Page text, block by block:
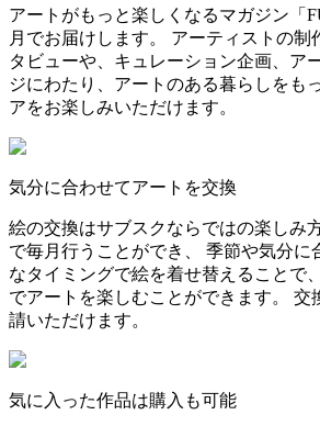
アートがもっと楽しくなるマガジン「
月でお届けします。 アーティストの制
タビューや、キュレーション企画、ア
ジにわたり、アートのある暮らしをも
アをお楽しみいただけます。
気分に合わせてアートを交換
絵の交換はサブスクならではの楽しみ
で毎月行うことができ、 季節や気分に
なタイミングで絵を着せ替えることで
でアートを楽しむことができます。 交
請いただけます。
気に入った作品は購入も可能